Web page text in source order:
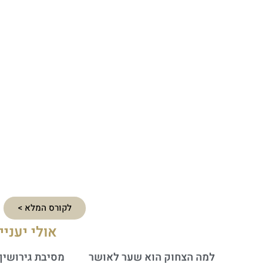
לקורס המלא >
אולי
למה הצחוק הוא שער לאושר מסיבת